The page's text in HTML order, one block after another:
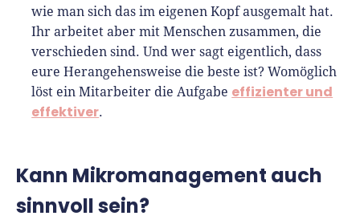
wie man sich das im eigenen Kopf ausgemalt hat.
Ihr arbeitet aber mit Menschen zusammen, die
verschieden sind. Und wer sagt eigentlich, dass
eure Herangehensweise die beste ist? Womöglich
löst ein Mitarbeiter die Aufgabe effizienter und
effektiver.
Kann Mikromanagement auch
sinnvoll sein?